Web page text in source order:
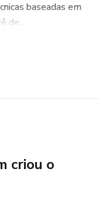
baseadas em
criou o